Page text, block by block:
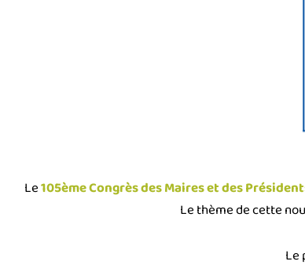
Le105ème Congrès des Maires et des
Le thème de cette
Le